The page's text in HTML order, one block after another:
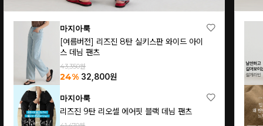
마지아룩
[여름버전] 핏 UP 밴딩 절개 코튼 팬츠
32% 31,700원
마지아룩
[여름린넨](S~L)내추럴 린넨 와이드 밴딩 팬
츠